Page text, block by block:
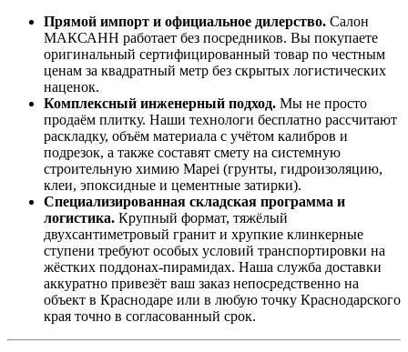
Прямой импорт и официальное дилерство. Салон
МАКСАНН работает без посредников. Вы покупаете
оригинальный сертифицированный товар по честным
ценам за квадратный метр без скрытых логистических
наценок.
Комплексный инженерный подход. Мы не просто
продаём плитку. Наши технологи бесплатно рассчитают
раскладку, объём материала с учётом калибров и
подрезок, а также составят смету на системную
строительную химию Mapei (грунты, гидроизоляцию,
клеи, эпоксидные и цементные затирки).
Специализированная складская программа и
логистика. Крупный формат, тяжёлый
двухсантиметровый гранит и хрупкие клинкерные
ступени требуют особых условий транспортировки на
жёстких поддонах‑пирамидах. Наша служба доставки
аккуратно привезёт ваш заказ непосредственно на
объект в Краснодаре или в любую точку Краснодарского
края точно в согласованный срок.